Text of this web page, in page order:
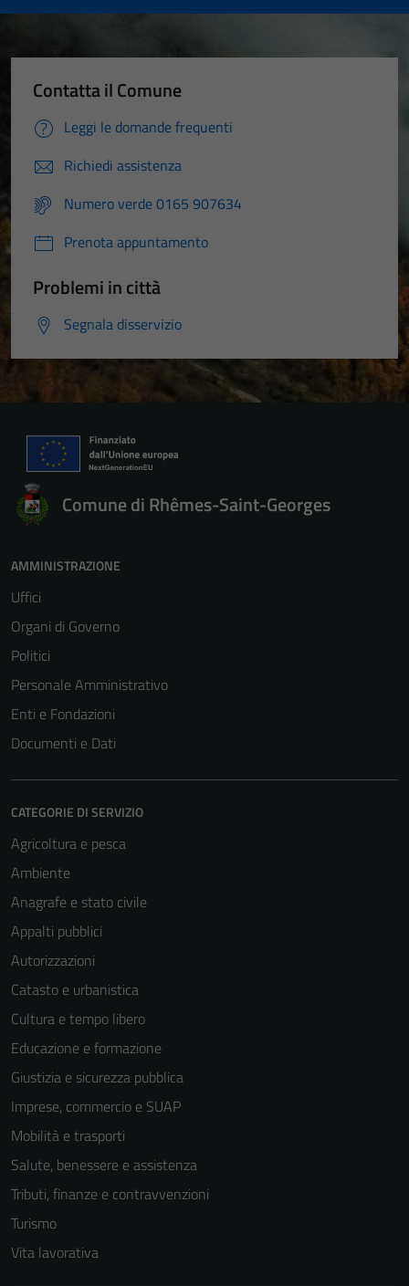
Contatta il Comune
Leggi le domande frequenti
Richiedi assistenza
Numero verde 0165 907634
Prenota appuntamento
Problemi in città
Segnala disservizio
Comune di Rhêmes-Saint-Georges
AMMINISTRAZIONE
Uffici
Organi di Governo
Politici
Personale Amministrativo
Enti e Fondazioni
Documenti e Dati
CATEGORIE DI SERVIZIO
Agricoltura e pesca
Ambiente
Anagrafe e stato civile
Appalti pubblici
Autorizzazioni
Catasto e urbanistica
Cultura e tempo libero
Educazione e formazione
Giustizia e sicurezza pubblica
Imprese, commercio e SUAP
Mobilità e trasporti
Salute, benessere e assistenza
Tributi, finanze e contravvenzioni
Turismo
Vita lavorativa